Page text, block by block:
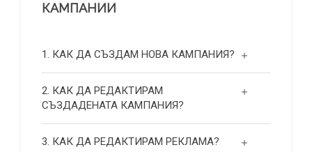
КАМПАНИИ
1. КАК ДА СЪЗДАМ НОВА КАМПАНИЯ?
2. КАК ДА РЕДАКТИРАМ
СЪЗДАДЕНАТА КАМПАНИЯ?
3. КАК ДА РЕДАКТИРАМ РЕКЛАМА?